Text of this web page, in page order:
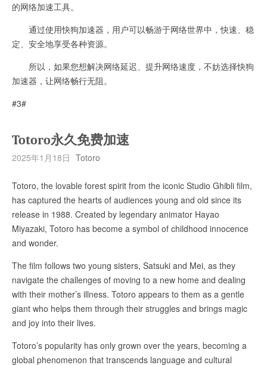
的网络加速工具。
通过使用快狗加速器，用户可以畅游于网络世界中，快速、稳
定、安全地享受各种资源。
所以，如果您想解决网络延迟、提升网络速度，不妨选择快狗
加速器，让网络畅行无阻。
#3#
Totoro永久免费加速
2025年1月18日 Totoro
Totoro, the lovable forest spirit from the iconic Studio Ghibli film,
has captured the hearts of audiences young and old since its
release in 1988. Created by legendary animator Hayao
Miyazaki, Totoro has become a symbol of childhood innocence
and wonder.
The film follows two young sisters, Satsuki and Mei, as they
navigate the challenges of moving to a new home and dealing
with their mother’s illness. Totoro appears to them as a gentle
giant who helps them through their struggles and brings magic
and joy into their lives.
Totoro’s popularity has only grown over the years, becoming a
global phenomenon that transcends language and cultural